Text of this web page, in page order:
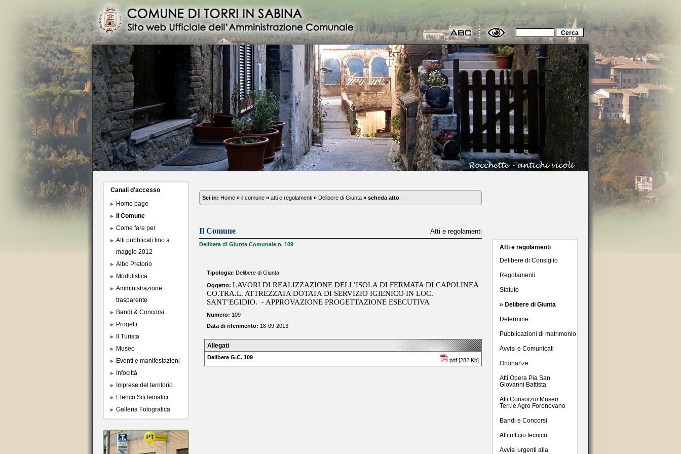
Canali d'accesso
Home page
Il Comune
Come fare per
Atti pubblicati fino a
maggio 2012
Albo Pretorio
Modulistica
Amministrazione
trasparente
Bandi & Concorsi
Progetti
Il Turista
Museo
Eventi e manifestazioni
Infocittà
Imprese del territorio
Elenco Siti tematici
Galleria Fotografica
Atti e regolamenti
Delibere di Consiglio
Regolamenti
Statuto
» Delibere di Giunta
Determine
Pubblicazioni di matrimonio
Avvisi e Comunicati
Ordinanze
Atti Opera Pia San
Giovanni Battista
Atti Consorzio Museo
Terr.le Agro Foronovano
Bandi e Concorsi
Atti ufficio tecnico
Avvisi urgenti alla
Sei in: Home » il comune » atti e regolamenti » Delibere di Giunta » scheda atto
Il Comune Atti e regolamenti
Delibera di Giunta Comunale n. 109
Tipologia: Delibere di Giunta
Oggetto: LAVORI DI REALIZZAZIONE DELL’ISOLA DI FERMATA DI CAPOLINEA
CO.TRA.L. ATTREZZATA DOTATA DI SERVIZIO IGIENICO IN LOC.
SANT’EGIDIO. - APPROVAZIONE PROGETTAZIONE ESECUTIVA
Numero: 109
Data di riferimento: 18-09-2013
Allegati
Delibera G.C. 109 pdf [282 Kb]